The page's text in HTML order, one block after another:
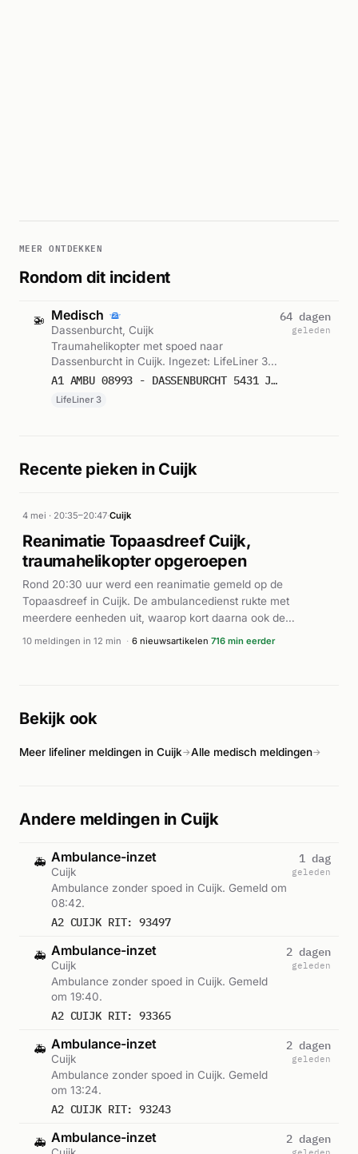
MEER ONTDEKKEN
Rondom dit incident
🚁 Medisch
Dassenburcht, Cuijk
Traumahelikopter met spoed naar
Dassenburcht in Cuijk. Ingezet: LifeLiner 3.
Gemeld om 14:13.
A1 AMBU 08993 - DASSENBURCHT 5431 JZ CUIJK RIT 171942 REGIO 21
LifeLiner 3
64 dagen
geleden
Recente pieken in Cuijk
4 mei · 20:35–20:47·Cuijk
Reanimatie Topaasdreef Cuijk,
traumahelikopter opgeroepen
Rond 20:30 uur werd een reanimatie gemeld op de
Topaasdreef in Cuijk. De ambulancedienst rukte met
meerdere eenheden uit, waarop kort daarna ook de
brandweer met prioriteit 1 ter plaatse kwam voor
brandweer vervolgens het alarm introk. Het precieze
nader bekend.
10 meldingen in 12 min · 6 nieuwsartikelen 716 min eerder
Bekijk ook
Meer lifeliner meldingen in Cuijk→Alle medisch meldingen→
Andere meldingen in Cuijk
🚑 Ambulance-inzet
Cuijk
Ambulance zonder spoed in Cuijk. Gemeld om
08:42.
A2 CUIJK RIT: 93497
1 dag
geleden
🚑 Ambulance-inzet
Cuijk
Ambulance zonder spoed in Cuijk. Gemeld
om 19:40.
A2 CUIJK RIT: 93365
2 dagen
geleden
🚑 Ambulance-inzet
Cuijk
Ambulance zonder spoed in Cuijk. Gemeld
om 13:24.
A2 CUIJK RIT: 93243
2 dagen
geleden
🚑 Ambulance-inzet 2 dagen